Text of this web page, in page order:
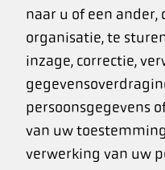
naar u of een ander,
organisatie, te
inzage, correctie,
persoonsgegevens
van uw
verwerking van uw